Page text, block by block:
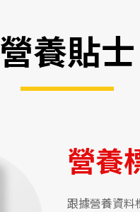
營養貼士
營養
跟據營養資料